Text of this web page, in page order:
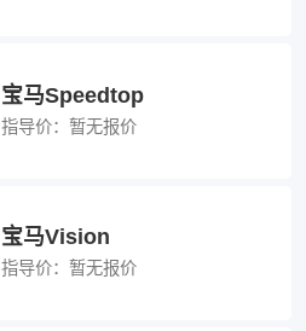
宝马Speedtop
指导价： 暂无报价
宝马Vision
指导价： 暂无报价